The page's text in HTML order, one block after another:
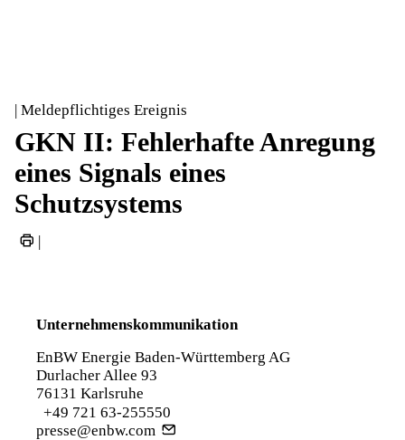
| Meldepflichtiges Ereignis
GKN II: Fehlerhafte Anregung
eines Signals eines
Schutzsystems
|
Unternehmenskommunikation
EnBW Energie Baden-Württemberg AG
Durlacher Allee 93
76131 Karlsruhe
+49 721 63-255550
presse@enbw.com